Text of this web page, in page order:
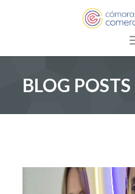
BLOG POSTS